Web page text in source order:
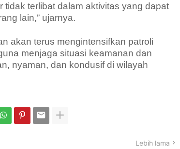
terlibat dalam aktivitas yang dapat
lain,” ujarnya.
akan terus mengintensifkan patroli
menjaga situasi keamanan dan
nyaman, dan kondusif di wilayah
Lebih lama